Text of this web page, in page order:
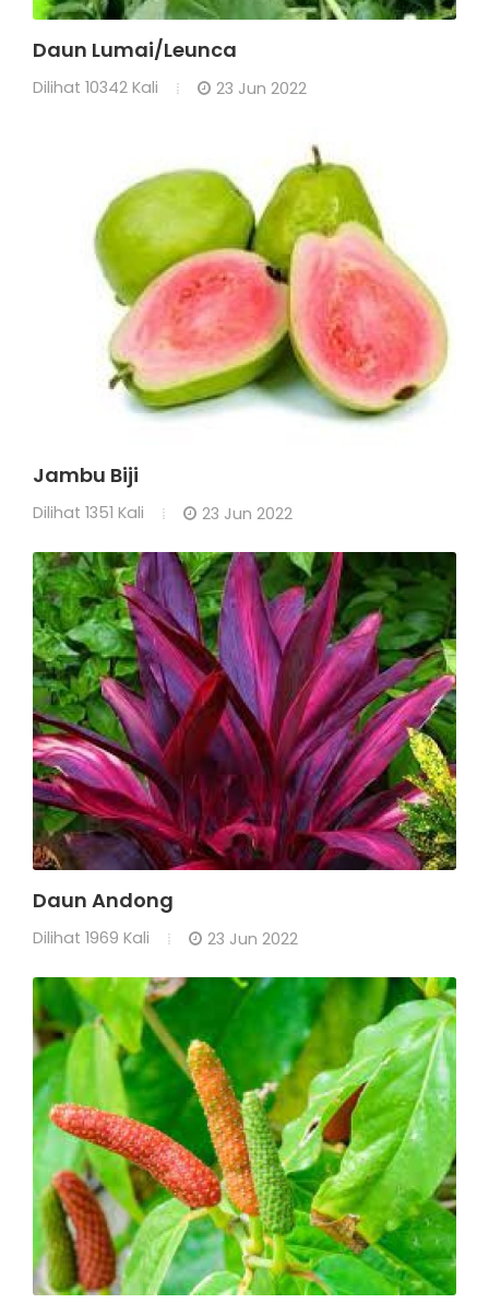
Daun Lumai/Leunca
Dilihat 10342 Kali 23 Jun 2022
Jambu Biji
Dilihat 1351 Kali 23 Jun 2022
Daun Andong
Dilihat 1969 Kali 23 Jun 2022